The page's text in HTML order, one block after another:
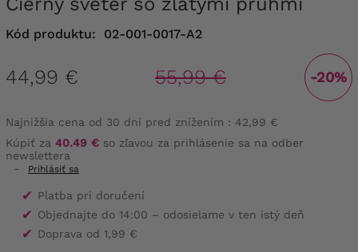
Kód produktu: 02-001-0017-A2
44,99 € 55,99 € -20%
Najnižšia cena od 30 dní pred znížením : 42,99 €
Kúpiť za 40.49 € so zľavou za prihlásenie sa na odber
newslettera
-
Prihlásiť sa
✔ Platba pri doručení
✔ Objednajte do 14:00 – odosielame v ten istý deň
✔ Doprava od 1,99 €